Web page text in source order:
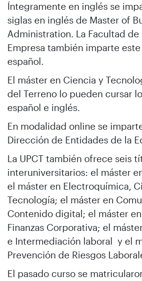
Íntegramente en inglés se
siglas en inglés de Master of
Administration. La Facultad de
Empresa también imparte
español.
El máster en Ciencia y
del Terreno lo pueden cursar
español e inglés.
En modalidad online se
Dirección de Entidades de la
La UPCT también ofrece seis
interuniversitarios: el máster
el máster en Electroquímica,
Tecnología; el máster en
Contenido digital; el máster
Finanzas Corporativa; el
e Intermediación laboral y el
Prevención de Riesgos
El pasado curso se